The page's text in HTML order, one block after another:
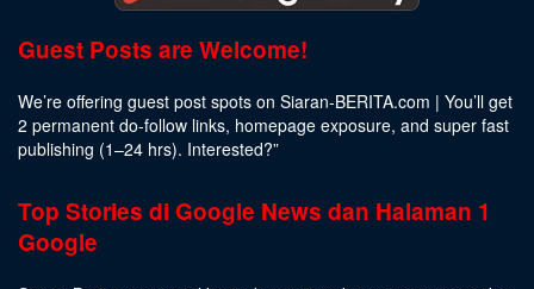
Guest Posts are Welcome!
We’re offering guest post spots on Siaran-BERITA.com | You’ll get
2 permanent do-follow links, homepage exposure, and super fast
publishing (1–24 hrs). Interested?”
Top Stories di Google News dan Halaman 1
Google